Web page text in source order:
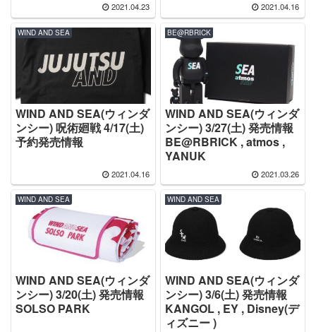
2021.04.23 2021.04.16
WIND AND SEA
WIND AND SEA(ウィンダ
ンシー) 呪術廻戦 4/17(土)
予約発売情報
2021.04.16
BE@RBRICK
WIND AND SEA(ウィンダ
ンシー) 3/27(土) 発売情報
BE@RBRICK , atmos ,
YANUK
2021.03.26
WIND AND SEA
WIND AND SEA(ウィンダ
ンシー) 3/20(土) 発売情報
SOLSO PARK
WIND AND SEA
WIND AND SEA(ウィンダ
ンシー) 3/6(土) 発売情報
KANGOL , EY , Disney(デ
ィズニー )